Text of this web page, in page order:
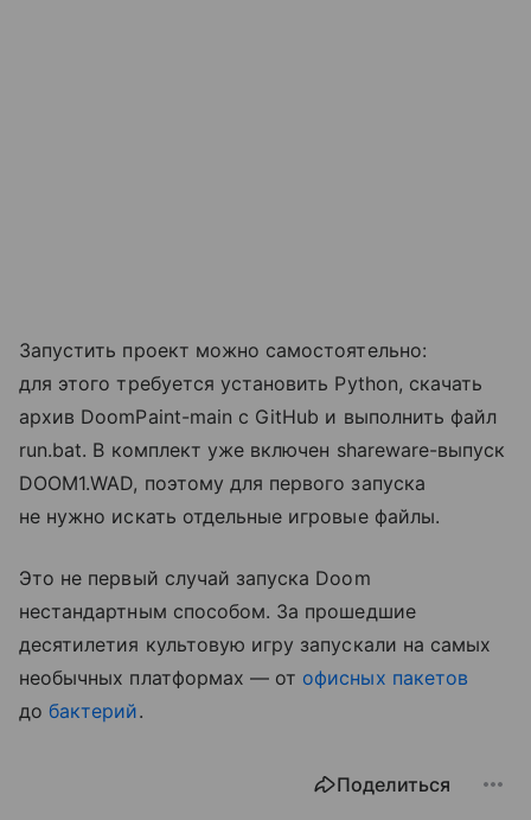
Запустить проект можно самостоятельно:
для этого требуется установить Python, скачать
архив DoomPaint-main с GitHub и выполнить файл
run.bat. В комплект уже включен shareware-выпуск
DOOM1.WAD, поэтому для первого запуска
не нужно искать отдельные игровые файлы.
Это не первый случай запуска Doom
нестандартным способом. За прошедшие
десятилетия культовую игру запускали на самых
необычных платформах — от офисных пакетов
добактерий.
Поделиться